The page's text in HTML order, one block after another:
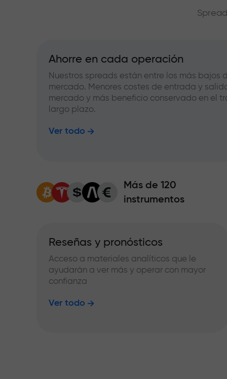
Ahorre en cada operación
Nuestros spreads están entre los más bajos
mercado. Menores costes de entrada y
mercado y más beneficio conservado en el
largo plazo.
Ver todo
Más de 120
instrumentos
Reseñas y pronósticos
Acceso a materiales analíticos que le
ayudarán a ver más y operar con mayor
confianza
Ver todo